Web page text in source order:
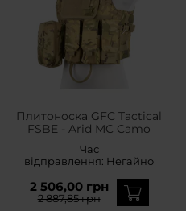
Плитоноска GFC Tactical
FSBE - Arid MC Camo
Час
відправлення: Негайно
2 506,00 грн
2 887,85 грн